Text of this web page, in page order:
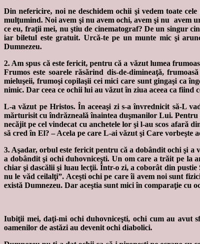
Din nefericire, noi ne deschidem ochii şi vedem toate
mulţumind. Noi avem şi nu avem ochi, avem şi nu avem
ce eu, fraţii mei, nu ştiu de cinematograf? De un singur
iar biletul este gratuit. Urcă-te pe un munte mic şi
Dumnezeu.
2. Am spus că este fericit, pentru că a văzut lumea
Frumos este soarele răsărind dis-de-dimineaţă,
mieluşeii, frumoşi copilaşii cei mici care sunt gingaşi ca
nimic. Dar ceea ce ochii lui au văzut în ziua aceea ca fiind
L-a văzut pe Hristos. În aceeaşi zi s-a învrednicit să-L
mărturisit cu îndrăzneală înaintea duşmanilor Lui. Pentru
necăjit pe cel vindecat cu anchetele lor şi l-au scos afară
să cred în El? – Acela pe care L-ai văzut şi Care vorbeşte
3. Aşadar, orbul este fericit pentru că a dobândit ochi şi
a dobândit şi ochi duhovniceşti. Un om care a trăit pe la
chiar şi dascălii şi luau lecţii. Într-o zi, a coborât din
nu le văd ceilalţi”. Aceşti ochi pe care îi avem noi sunt
există Dumnezeu. Dar aceştia sunt mici în comparaţie cu
Iubiţii mei, daţi-mi ochi duhovniceşti, ochi cum au avut
oamenilor de astăzi au devenit ochi diabolici.